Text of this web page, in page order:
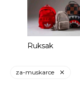
Ruksak
za-muskarce